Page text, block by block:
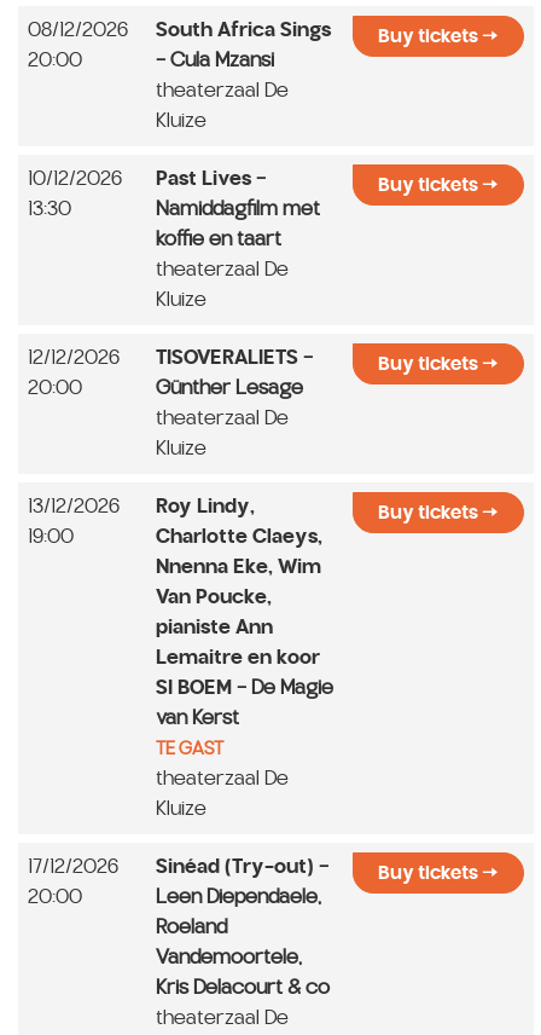
08/12/2026
20:00
South Africa Sings
- Cula Mzansi
theaterzaal De
Kluize
Buy tickets
10/12/2026
13:30
Past Lives -
Namiddagfilm met
koffie en taart
theaterzaal De
Kluize
Buy tickets
12/12/2026
20:00
TISOVERALIETS -
Günther Lesage
theaterzaal De
Kluize
Buy tickets
13/12/2026
19:00
Roy Lindy,
Charlotte Claeys,
Nnenna Eke, Wim
Van Poucke,
pianiste Ann
Lemaitre en koor
SI BOEM - De Magie
van Kerst
TE GAST
theaterzaal De
Kluize
Buy tickets
17/12/2026
20:00
Sinéad (Try-out) -
Leen Diependaele,
Roeland
Vandemoortele,
Kris Delacourt & co
theaterzaal De
Buy tickets